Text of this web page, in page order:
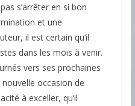
s’arrêter en si bon
et une
il est certain qu’il
dans les mois à venir.
vers ses prochaines
occasion de
à exceller, qu’il